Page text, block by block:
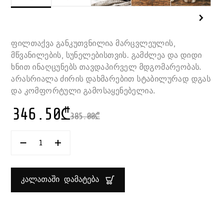
ფილთაქვა განკუთვნილია მარცვლეულის,
მწვანილების, სუნელებისთვის. გამძლეა და დიდი
ხნით ინაღცუნებს თავდაპირველ მდგომარეობას.
არასრიალა ძირის დახმარებით სტაბილურად დგას
და კომფორტული გამოსაყენებელია.
385.00₾
346.50₾
ᲠᲐᲝᲓᲔᲜᲝᲑᲐ:
ᲡᲛ
ZWILLING
ᲙᲐᲚᲐᲗᲐᲨᲘ ᲓᲐᲛᲐᲢᲔᲑᲐ